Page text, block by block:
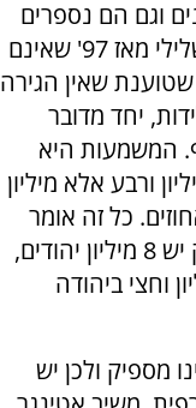
וגם הם נספרים
פעמיים, ועוד 428 אלף מאזן הגירה שלילי מאז 97' שאינם
שאין הגירה
יחד מדובר
של מיליון ו-750 אלף. המשמעות היא
ורבע אלא מיליון
כל זה אומר
שבשטח המשולב של יו"ש והקו הירוק יש 8 מיליון יהודים,
וחצי ביהודה
מספיק ולכן יש